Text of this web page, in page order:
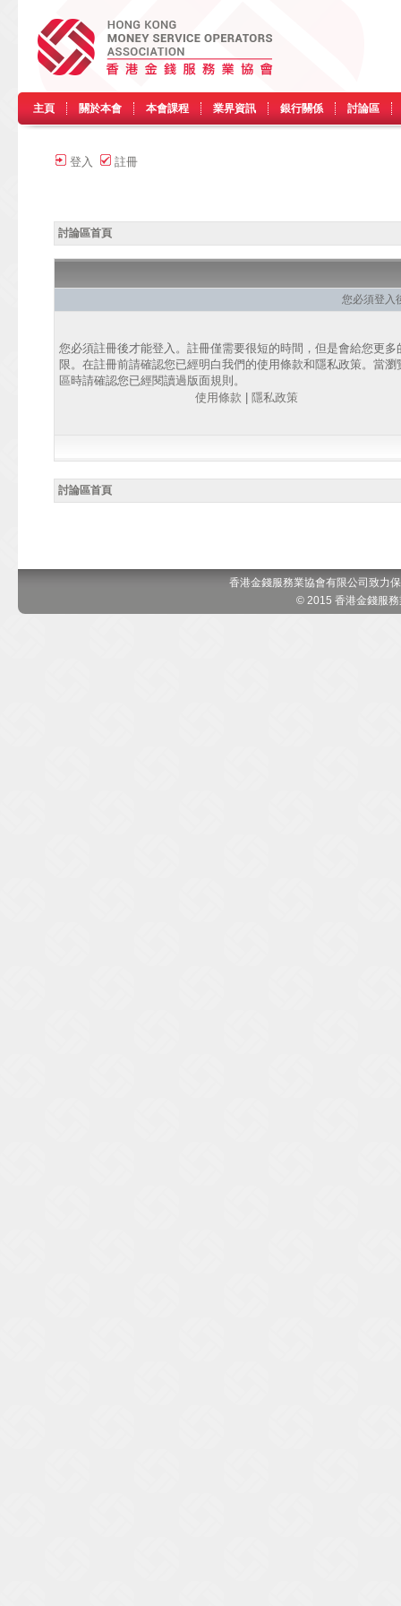
主頁 關於本會 本會課程 業界資訊 銀行關係 討論區
登入 註冊
討論區首頁
您必須登入
您必須註冊後才能登入。註冊僅需要很短的時間，但是會給您更多
限。在註冊前請確認您已經明白我們的使用條款和隱私政策。當瀏
區時請確認您已經閱讀過版面規則。
使用條款
隱私政策
討論區首頁
香港金錢服務業協會有限公司致力
© 2015 香港金錢服